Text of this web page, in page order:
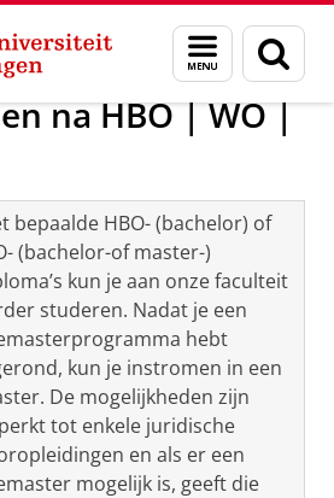
Menu
en
zoeken
Opleidingen, varianten & specialisaties
na HBO | WO |
bepaalde HBO- (bachelor) of
(bachelor-of master-)
kun je aan onze faculteit
studeren. Nadat je een
hebt
kun je instromen in een
De mogelijkheden zijn
tot enkele juridische
en als er een
mogelijk is, geeft die